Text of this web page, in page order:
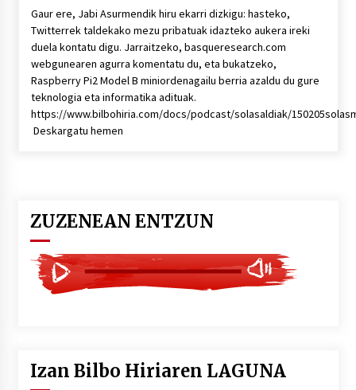
Gaur ere, Jabi Asurmendik hiru ekarri dizkigu: hasteko,
Twitterrek taldekako mezu pribatuak idazteko aukera ireki
duela kontatu digu. Jarraitzeko, basqueresearch.com
webgunearen agurra komentatu du, eta bukatzeko,
Raspberry Pi2 Model B miniordenagailu berria azaldu du gure
teknologia eta informatika adituak.
https://www.bilbohiria.com/docs/podcast/solasaldiak/
Deskargatu hemen
ZUZENEAN ENTZUN
Izan Bilbo Hiriaren LAGUNA